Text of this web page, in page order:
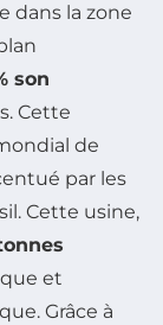
dans la zone
son
Cette
de
par les
Cette usine,
et
Grâce à